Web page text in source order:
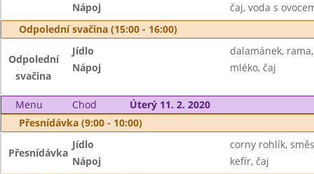
Nápoj
čaj, voda s
Odpolední svačina (15:00 - 16:00)
Odpolední
svačina
Jídlo
dalamánek,
Nápoj
mléko, čaj
Menu Chod
Úterý 11. 2. 2020
Přesnídávka (9:00 - 10:00)
Přesnídávka
Jídlo
corny rohlík,
Nápoj
kefír, čaj